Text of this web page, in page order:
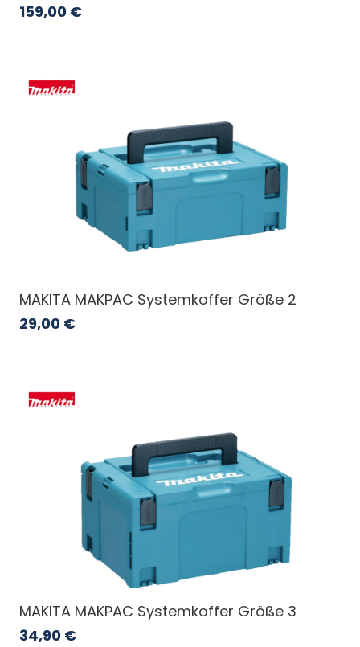
159,00 €
MAKITA MAKPAC Systemkoffer Größe 2
29,00 €
MAKITA MAKPAC Systemkoffer Größe 3
34,90 €